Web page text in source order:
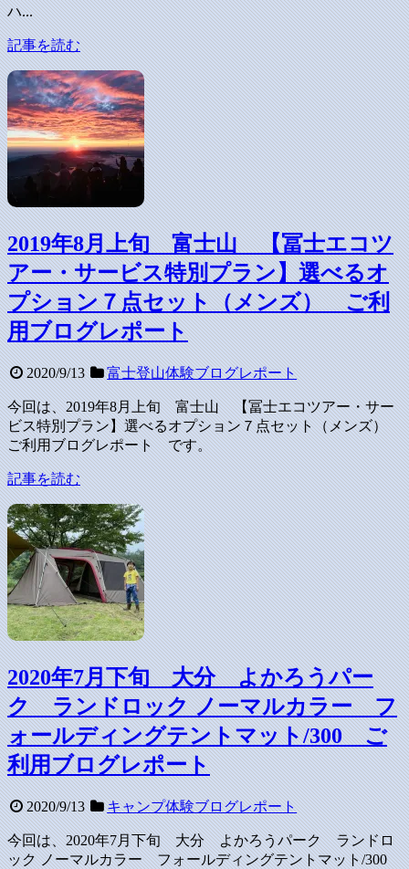
ハ...
記事を読む
2019年8月上旬 富士山 【冨士エコツ
アー・サービス特別プラン】選べるオ
プション７点セット（メンズ） ご利
用ブログレポート
2020/9/13 富士登山体験ブログレポート
今回は、2019年8月上旬 富士山 【冨士エコツアー・サー
ビス特別プラン】選べるオプション７点セット（メンズ）
ご利用ブログレポート です。
記事を読む
2020年7月下旬 大分 よかろうパー
ク ランドロック ノーマルカラー フ
ォールディングテントマット/300 ご
利用ブログレポート
2020/9/13 キャンプ体験ブログレポート
今回は、2020年7月下旬 大分 よかろうパーク ランドロ
ック ノーマルカラー フォールディングテントマット/300